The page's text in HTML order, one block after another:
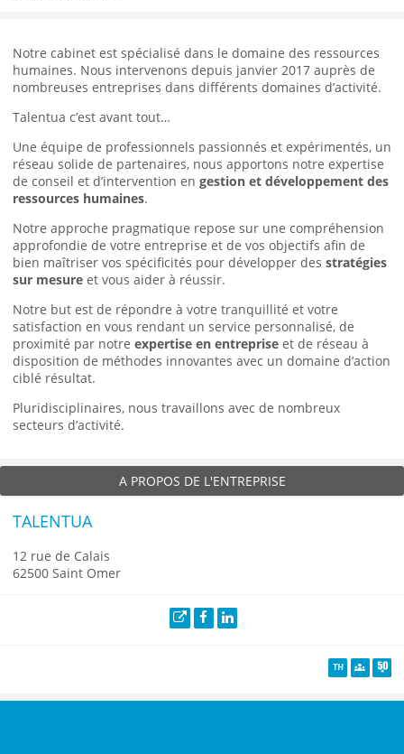
Notre cabinet est spécialisé dans le domaine des ressources
humaines. Nous intervenons depuis janvier 2017 auprès de
nombreuses entreprises dans différents domaines d’activité.
Talentua c’est avant tout…
Une équipe de professionnels passionnés et expérimentés, un
réseau solide de partenaires, nous apportons notre expertise
de conseil et d’intervention en gestion et développement des
ressources humaines.
Notre approche pragmatique repose sur une compréhension
approfondie de votre entreprise et de vos objectifs afin de
bien maîtriser vos spécificités pour développer des stratégies
sur mesure et vous aider à réussir.
Notre but est de répondre à votre tranquillité et votre
satisfaction en vous rendant un service personnalisé, de
proximité par notre expertise en entreprise et de réseau à
disposition de méthodes innovantes avec un domaine d’action
ciblé résultat.
Pluridisciplinaires, nous travaillons avec de nombreux
secteurs d’activité.
A PROPOS DE L'ENTREPRISE
TALENTUA
12 rue de Calais
62500 Saint Omer